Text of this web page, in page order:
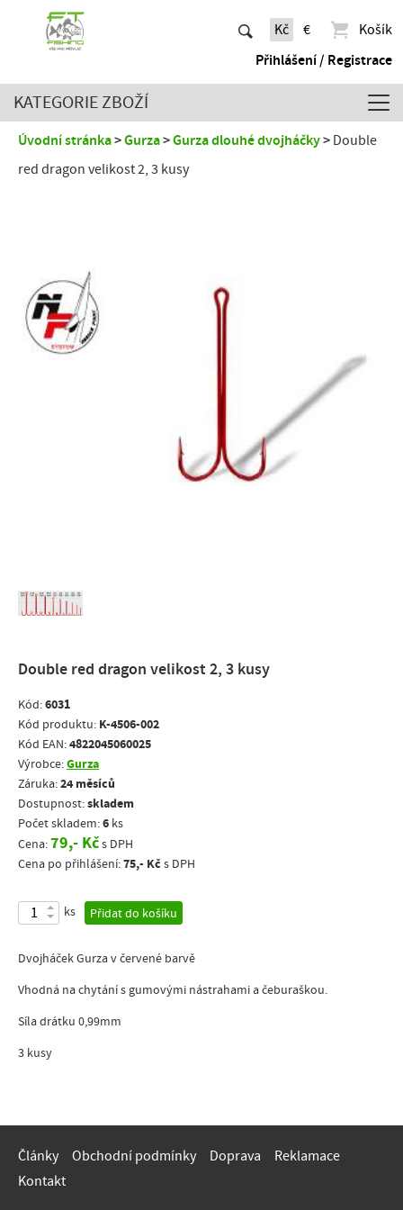
Kč €
Košík
Přihlášení / Registrace
KATEGORIE ZBOŽÍ
Úvodní stránka Gurza Gurza dlouhé dvojháčky
Double
red dragon velikost 2, 3 kusy
Double red dragon velikost 2, 3 kusy
Kód:6031
Kód produktu: K-4506-002
Kód EAN:4822045060025
Výrobce:Gurza
Záruka:24 měsíců
Dostupnost:skladem
Počet skladem:6 ks
Cena:79,- Kčs DPH
Cena po přihlášení:75,- Kč s DPH
ks Přidat do košíku
Dvojháček Gurza v červené barvě
Vhodná na chytání s gumovými nástrahami a čeburaškou.
Síla drátku 0,99mm
3 kusy
Články Obchodní podmínky Doprava
Reklamace
Kontakt